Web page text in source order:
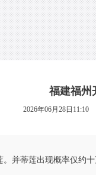
福建福州
2026年06月28日11:10
并蒂莲出现概率仅约